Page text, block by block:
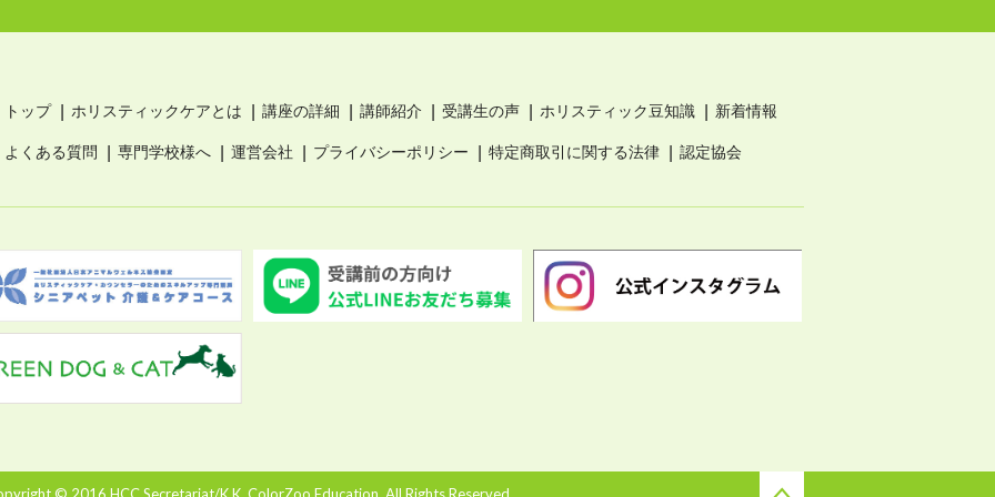
トップ ホリスティックケアとは 講座の詳細 講師紹介 受講生の声 ホリスティック豆知識 新着情報
よくある質問 専門学校様へ 運営会社 プライバシーポリシー 特定商取引に関する法律 認定協会